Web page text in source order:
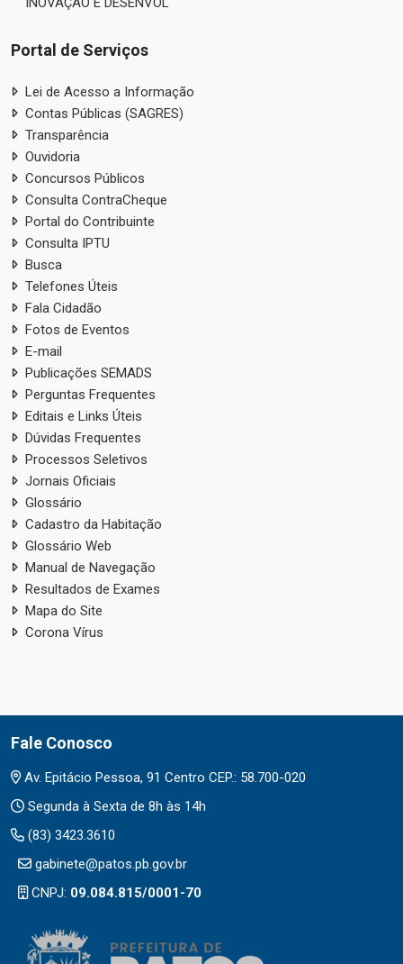
Portal de Serviços
Lei de Acesso a Informação
Contas Públicas (SAGRES)
Transparência
Ouvidoria
Concursos Públicos
Consulta ContraCheque
Portal do Contribuinte
Consulta IPTU
Busca
Telefones Úteis
Fala Cidadão
Fotos de Eventos
E-mail
Publicações SEMADS
Perguntas Frequentes
Editais e Links Úteis
Dúvidas Frequentes
Processos Seletivos
Jornais Oficiais
Glossário
Cadastro da Habitação
Glossário Web
Manual de Navegação
Resultados de Exames
Mapa do Site
Corona Vírus
Fale Conosco
Av. Epitácio Pessoa, 91 Centro CEP.: 58.700-020
Segunda à Sexta de 8h às 14h
(83) 3423.3610
gabinete@patos.pb.gov.br
CNPJ: 09.084.815/0001-70